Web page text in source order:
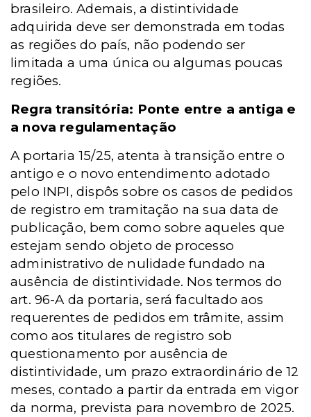
brasileiro. Ademais, a distintividade
adquirida deve ser demonstrada em todas
as regiões do país, não podendo ser
limitada a uma única ou algumas poucas
regiões.
Regra transitória: Ponte entre a antiga e
a nova regulamentação
A portaria 15/25, atenta à transição entre o
antigo e o novo entendimento adotado
pelo INPI, dispôs sobre os casos de pedidos
de registro em tramitação na sua data de
publicação, bem como sobre aqueles que
estejam sendo objeto de processo
administrativo de nulidade fundado na
ausência de distintividade. Nos termos do
art. 96-A da portaria, será facultado aos
requerentes de pedidos em trâmite, assim
como aos titulares de registro sob
questionamento por ausência de
distintividade, um prazo extraordinário de 12
meses, contado a partir da entrada em vigor
da norma, prevista para novembro de 2025.